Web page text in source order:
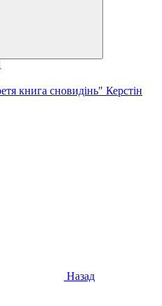
книга сновидінь" Керстін
Назад